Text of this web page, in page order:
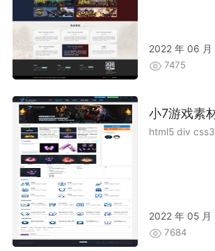
2022 年 06 月
7475
html5 div
2022 年 05 月
7684